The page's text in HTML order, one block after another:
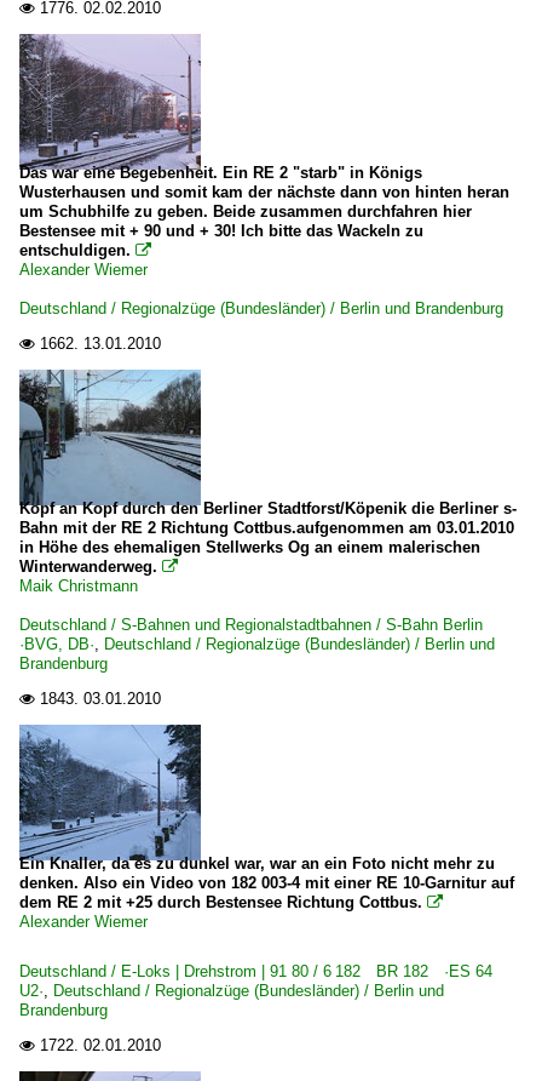
 1776. 02.02.2010
Das war eine Begebenheit. Ein RE 2 "starb" in Königs
Wusterhausen und somit kam der nächste dann von hinten heran
um Schubhilfe zu geben. Beide zusammen durchfahren hier
Bestensee mit + 90 und + 30! Ich bitte das Wackeln zu
entschuldigen. 
Alexander Wiemer
Deutschland / Regionalzüge (Bundesländer) / Berlin und Brandenburg
 1662. 13.01.2010
Kopf an Kopf durch den Berliner Stadtforst/Köpenik die Berliner s-
Bahn mit der RE 2 Richtung Cottbus.aufgenommen am 03.01.2010
in Höhe des ehemaligen Stellwerks Og an einem malerischen
Winterwanderweg. 
Maik Christmann
Deutschland / S-Bahnen und Regionalstadtbahnen / S-Bahn Berlin
·BVG, DB·, Deutschland / Regionalzüge (Bundesländer) / Berlin und
Brandenburg
 1843. 03.01.2010
Ein Knaller, da es zu dunkel war, war an ein Foto nicht mehr zu
denken. Also ein Video von 182 003-4 mit einer RE 10-Garnitur auf
dem RE 2 mit +25 durch Bestensee Richtung Cottbus. 
Alexander Wiemer
Deutschland / E-Loks | Drehstrom | 91 80 / 6 182 BR 182 ·ES 64
U2·, Deutschland / Regionalzüge (Bundesländer) / Berlin und
Brandenburg
 1722. 02.01.2010